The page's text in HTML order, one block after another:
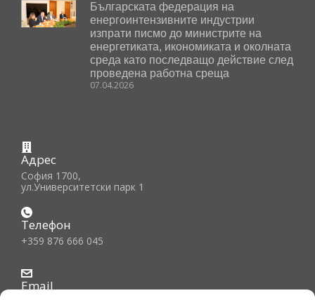
Българската федерация на
енергоинтензивните индустрии
изпрати писмо до министрите на
енергетиката, икономиката и околната
среда като последващо действие след
проведена работна среща
07.04.2026
Адрес
София 1700,
ул.Университетски парк 1
Телефон
+359 876 666 045
Email